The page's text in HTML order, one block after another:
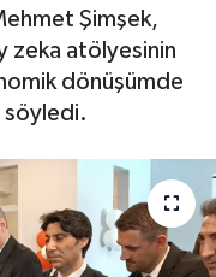
Şimşek,
zeka atölyesinin
dönüşümde
söyledi.